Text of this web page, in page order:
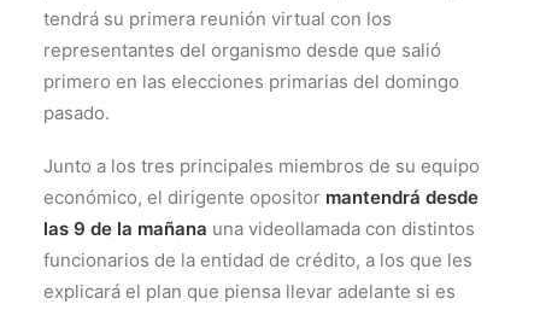
tendrá su primera reunión virtual con los
representantes del organismo desde que salió
primero en las elecciones primarias del domingo
pasado.
Junto a los tres principales miembros de su equipo
económico, el dirigente opositor mantendrá desde
las 9 de la mañana una videollamada con distintos
funcionarios de la entidad de crédito, a los que les
explicará el plan que piensa llevar adelante si es